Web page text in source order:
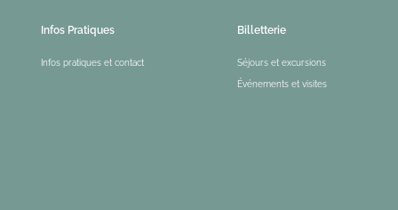
Infos Pratiques
Infos pratiques et contact
Billetterie
Séjours et excursions
Événements et visites